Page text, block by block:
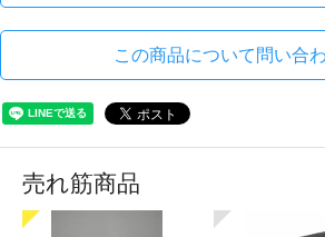
この商品について問い合
売れ筋商品